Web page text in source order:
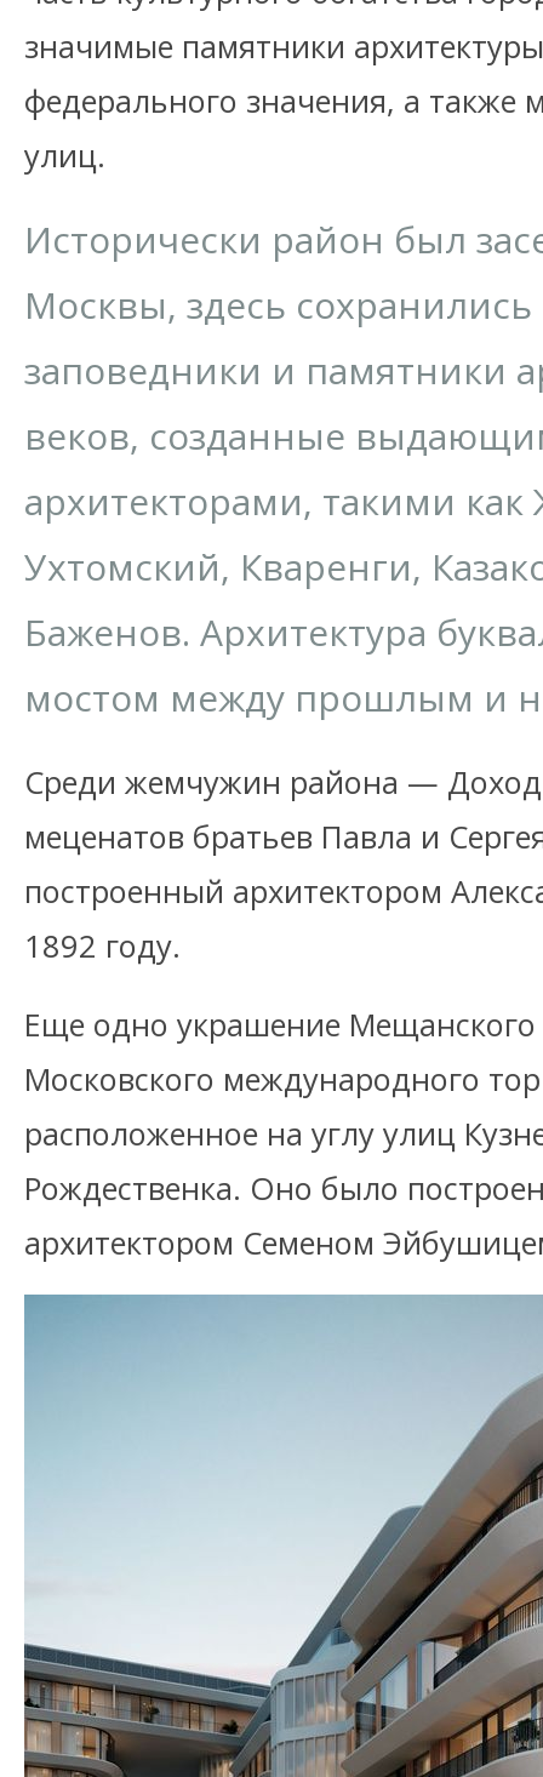
значимые памятники
федерального значения, а также
улиц.
Исторически район был
Москвы, здесь
заповедники и памятники
веков, созданные
архитекторами, такими
Ухтомский, Кваренги,
Баженов. Архитектура
мостом между прошлым и
Среди жемчужин района —
меценатов братьев Павла и
построенный архитектором
1892 году.
Еще одно украшение
Московского международного
расположенное на углу улиц
Рождественка. Оно было
архитектором Семеном